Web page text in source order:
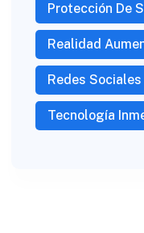
Protección De
Realidad
Redes Sociales
Tecnología